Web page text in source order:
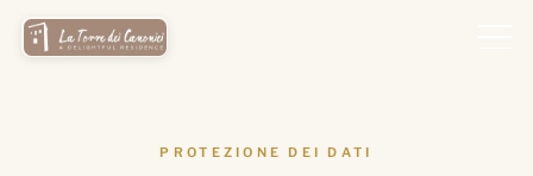
PROTEZIONE DEI DATI